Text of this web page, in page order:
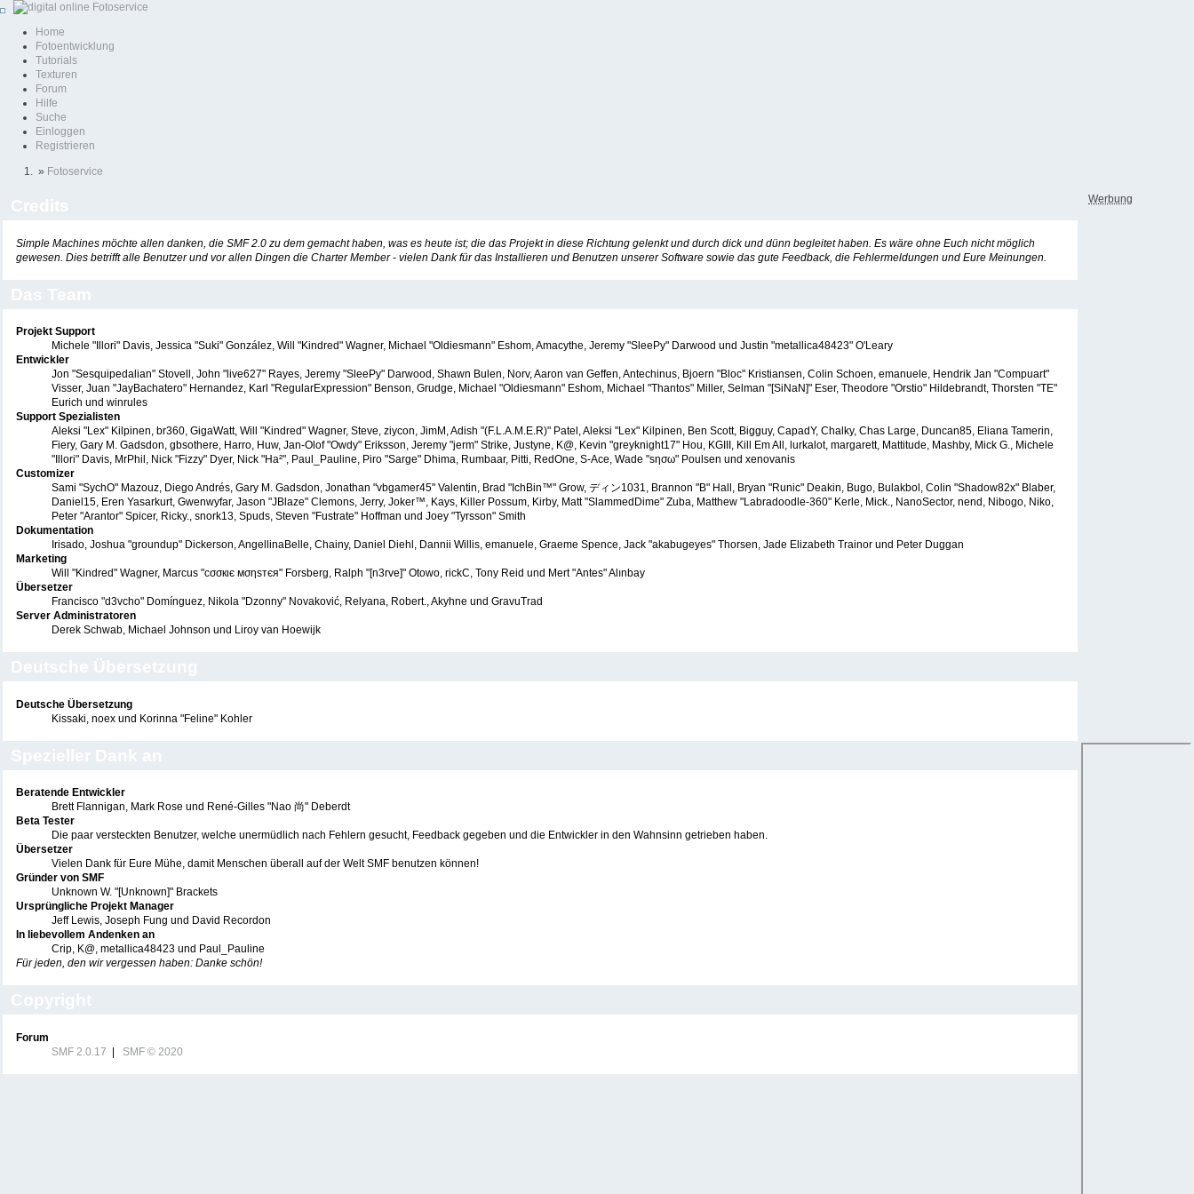
Home
Fotoentwicklung
Tutorials
Texturen
Forum
Hilfe
Suche
Einloggen
Registrieren
» Fotoservice
Simple Machines möchte allen danken, die SMF 2.0 zu dem gemacht haben, was es heute ist; die das Projekt in diese Richtung gelenkt und durch dick und dünn begleitet haben. Es wäre ohne Euch nicht möglich
gewesen. Dies betrifft alle Benutzer und vor allen Dingen die Charter Member - vielen Dank für das Installieren und Benutzen unserer Software sowie das gute Feedback, die Fehlermeldungen und Eure Meinungen.
Projekt Support
Michele "Illori" Davis, Jessica "Suki" González, Will "Kindred" Wagner, Michael "Oldiesmann" Eshom, Amacythe, Jeremy "SleePy" Darwood und Justin "metallica48423" O'Leary
Entwickler
Jon "Sesquipedalian" Stovell, John "live627" Rayes, Jeremy "SleePy" Darwood, Shawn Bulen, Norv, Aaron van Geffen, Antechinus, Bjoern "Bloc" Kristiansen, Colin Schoen, emanuele, Hendrik Jan "Compuart"
Visser, Juan "JayBachatero" Hernandez, Karl "RegularExpression" Benson, Grudge, Michael "Oldiesmann" Eshom, Michael "Thantos" Miller, Selman "[SiNaN]" Eser, Theodore "Orstio" Hildebrandt, Thorsten "TE"
Eurich und winrules
Support Spezialisten
Aleksi "Lex" Kilpinen, br360, GigaWatt, Will "Kindred" Wagner, Steve, ziycon, JimM, Adish "(F.L.A.M.E.R)" Patel, Aleksi "Lex" Kilpinen, Ben Scott, Bigguy, CapadY, Chalky, Chas Large, Duncan85, Eliana Tamerin,
Fiery, Gary M. Gadsdon, gbsothere, Harro, Huw, Jan-Olof "Owdy" Eriksson, Jeremy "jerm" Strike, Justyne, K@, Kevin "greyknight17" Hou, KGIII, Kill Em All, lurkalot, margarett, Mattitude, Mashby, Mick G., Michele
"Illori" Davis, MrPhil, Nick "Fizzy" Dyer, Nick "Ha²", Paul_Pauline, Piro "Sarge" Dhima, Rumbaar, Pitti, RedOne, S-Ace, Wade "sησω" Poulsen und xenovanis
Customizer
Sami "SychO" Mazouz, Diego Andrés, Gary M. Gadsdon, Jonathan "vbgamer45" Valentin, Brad "IchBin™" Grow, ディン1031, Brannon "B" Hall, Bryan "Runic" Deakin, Bugo, Bulakbol, Colin "Shadow82x" Blaber,
Daniel15, Eren Yasarkurt, Gwenwyfar, Jason "JBlaze" Clemons, Jerry, Joker™, Kays, Killer Possum, Kirby, Matt "SlammedDime" Zuba, Matthew "Labradoodle-360" Kerle, Mick., NanoSector, nend, Nibogo, Niko,
Peter "Arantor" Spicer, Ricky., snork13, Spuds, Steven "Fustrate" Hoffman und Joey "Tyrsson" Smith
Dokumentation
Irisado, Joshua "groundup" Dickerson, AngellinaBelle, Chainy, Daniel Diehl, Dannii Willis, emanuele, Graeme Spence, Jack "akabugeyes" Thorsen, Jade Elizabeth Trainor und Peter Duggan
Marketing
Will "Kindred" Wagner, Marcus "cσσкιє мσηѕтєя" Forsberg, Ralph "[n3rve]" Otowo, rickC, Tony Reid und Mert "Antes" Alınbay
Übersetzer
Francisco "d3vcho" Domínguez, Nikola "Dzonny" Novaković, Relyana, Robert., Akyhne und GravuTrad
Server Administratoren
Derek Schwab, Michael Johnson und Liroy van Hoewijk
Deutsche Übersetzung
Kissaki, noex und Korinna "Feline" Kohler
Beratende Entwickler
Brett Flannigan, Mark Rose und René-Gilles "Nao 尚" Deberdt
Beta Tester
Die paar versteckten Benutzer, welche unermüdlich nach Fehlern gesucht, Feedback gegeben und die Entwickler in den Wahnsinn getrieben haben.
Übersetzer
Vielen Dank für Eure Mühe, damit Menschen überall auf der Welt SMF benutzen können!
Gründer von SMF
Unknown W. "[Unknown]" Brackets
Ursprüngliche Projekt Manager
Jeff Lewis, Joseph Fung und David Recordon
In liebevollem Andenken an
Crip, K@, metallica48423 und Paul_Pauline
Für jeden, den wir vergessen haben: Danke schön!
Forum
SMF 2.0.17 | SMF © 2020
Werbung